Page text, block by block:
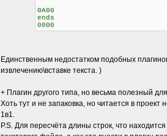
0A00
ends
0000
Единственным недостатком подобных
извлечению\вставке текста. )
+ Плагин другого типа, но весьма полезный
Хоть тут и не запаковка, но читается в проект
1в1.
P.S. Для пересчёта длины строк, что